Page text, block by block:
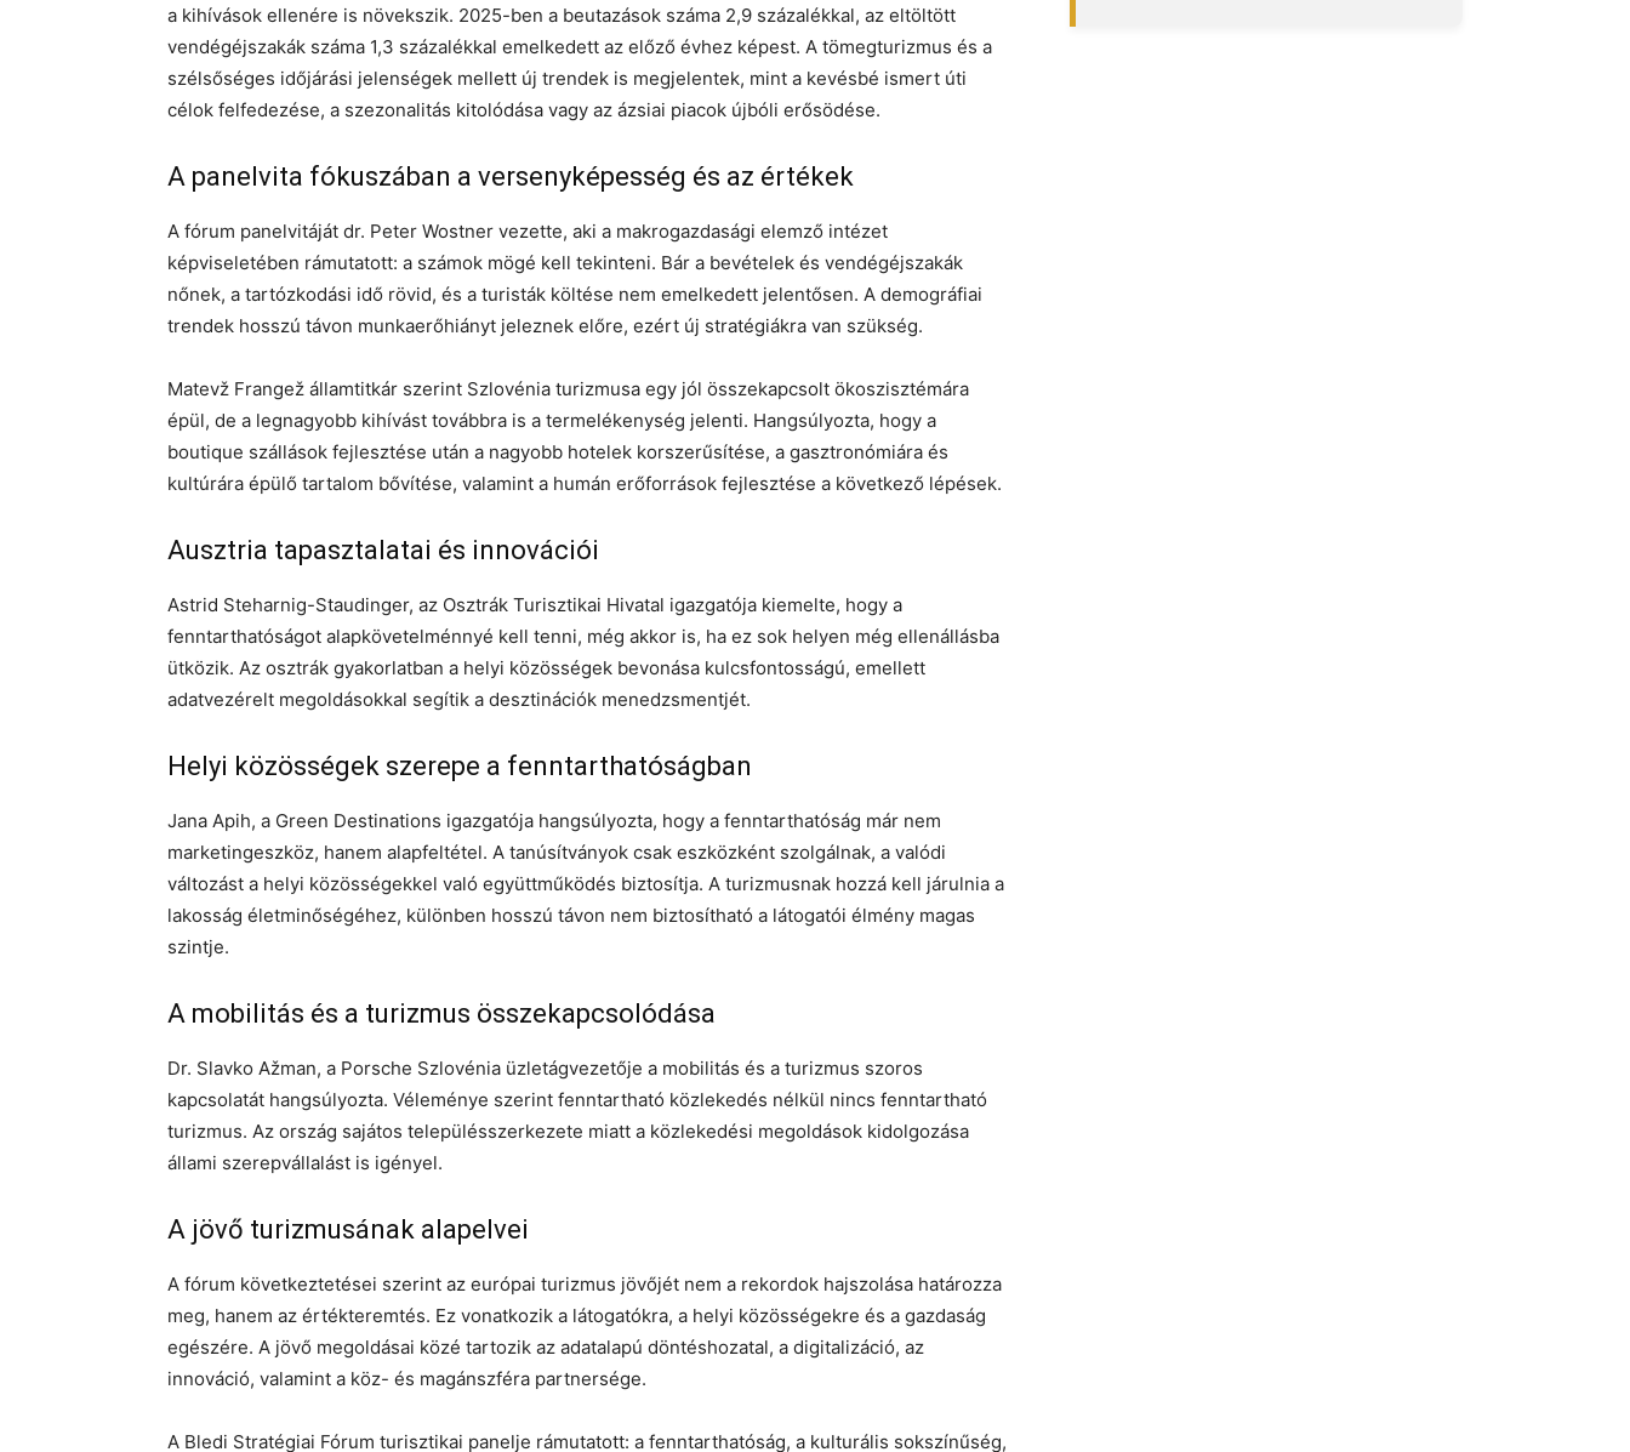
a kihívások ellenére is növekszik. 2025-ben a beutazások száma 2,9 százalékkal, az eltöltött
vendégéjszakák száma 1,3 százalékkal emelkedett az előző évhez képest. A tömegturizmus és a
szélsőséges időjárási jelenségek mellett új trendek is megjelentek, mint a kevésbé ismert úti
célok felfedezése, a szezonalitás kitolódása vagy az ázsiai piacok újbóli erősödése.
A panelvita fókuszában a versenyképesség és az értékek
A fórum panelvitáját dr. Peter Wostner vezette, aki a makrogazdasági elemző intézet
képviseletében rámutatott: a számok mögé kell tekinteni. Bár a bevételek és vendégéjszakák
nőnek, a tartózkodási idő rövid, és a turisták költése nem emelkedett jelentősen. A demográfiai
trendek hosszú távon munkaerőhiányt jeleznek előre, ezért új stratégiákra van szükség.
Matevž Frangež államtitkár szerint Szlovénia turizmusa egy jól összekapcsolt ökoszisztémára
épül, de a legnagyobb kihívást továbbra is a termelékenység jelenti. Hangsúlyozta, hogy a
boutique szállások fejlesztése után a nagyobb hotelek korszerűsítése, a gasztronómiára és
kultúrára épülő tartalom bővítése, valamint a humán erőforrások fejlesztése a következő lépések.
Ausztria tapasztalatai és innovációi
Astrid Steharnig-Staudinger, az Osztrák Turisztikai Hivatal igazgatója kiemelte, hogy a
fenntarthatóságot alapkövetelménnyé kell tenni, még akkor is, ha ez sok helyen még ellenállásba
ütközik. Az osztrák gyakorlatban a helyi közösségek bevonása kulcsfontosságú, emellett
adatvezérelt megoldásokkal segítik a desztinációk menedzsmentjét.
Helyi közösségek szerepe a fenntarthatóságban
Jana Apih, a Green Destinations igazgatója hangsúlyozta, hogy a fenntarthatóság már nem
marketingeszköz, hanem alapfeltétel. A tanúsítványok csak eszközként szolgálnak, a valódi
változást a helyi közösségekkel való együttműködés biztosítja. A turizmusnak hozzá kell járulnia a
lakosság életminőségéhez, különben hosszú távon nem biztosítható a látogatói élmény magas
szintje.
A mobilitás és a turizmus összekapcsolódása
Dr. Slavko Ažman, a Porsche Szlovénia üzletágvezetője a mobilitás és a turizmus szoros
kapcsolatát hangsúlyozta. Véleménye szerint fenntartható közlekedés nélkül nincs fenntartható
turizmus. Az ország sajátos településszerkezete miatt a közlekedési megoldások kidolgozása
állami szerepvállalást is igényel.
A jövő turizmusának alapelvei
A fórum következtetései szerint az európai turizmus jövőjét nem a rekordok hajszolása határozza
meg, hanem az értékteremtés. Ez vonatkozik a látogatókra, a helyi közösségekre és a gazdaság
egészére. A jövő megoldásai közé tartozik az adatalapú döntéshozatal, a digitalizáció, az
innováció, valamint a köz- és magánszféra partnersége.
A Bledi Stratégiai Fórum turisztikai panelje rámutatott: a fenntarthatóság, a kulturális sokszínűség,